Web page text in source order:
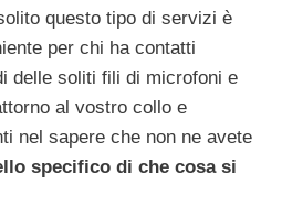
questo tipo di servizi è
per chi ha contatti
delle soliti fili di microfoni e
al vostro collo e
nel sapere che non ne avete
specifico di che cosa si